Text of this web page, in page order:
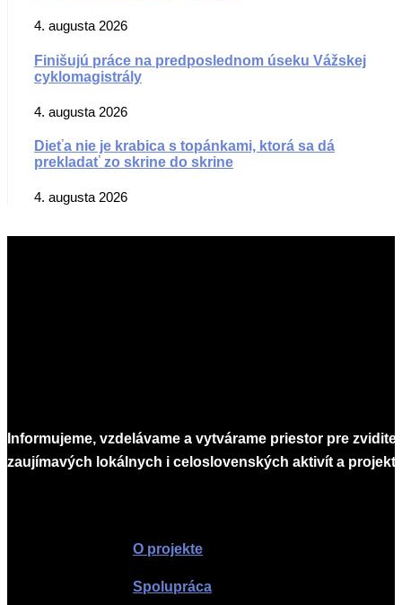
4. augusta 2026
Finišujú práce na predposlednom úseku Vážskej
cyklomagistrály
4. augusta 2026
Dieťa nie je krabica s topánkami, ktorá sa dá
prekladať zo skrine do skrine
4. augusta 2026
Informujeme, vzdelávame a vytvárame priestor pre
zaujímavých lokálnych i celoslovenských aktivít a
O projekte
Spolupráca